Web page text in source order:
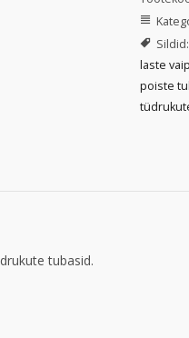
Sildid:
laste vaip
poiste
tubasid.